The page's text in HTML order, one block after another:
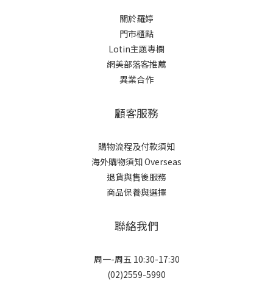
關於羅婷
門市櫃點
Lotin主題專欄
網美部落客推薦
異業合作
顧客服務
購物流程及付款須知
海外購物須知 Overseas
退貨與售後服務
商品保養與選擇
聯絡我們
周一-周五 10:30-17:30
(02)2559-5990